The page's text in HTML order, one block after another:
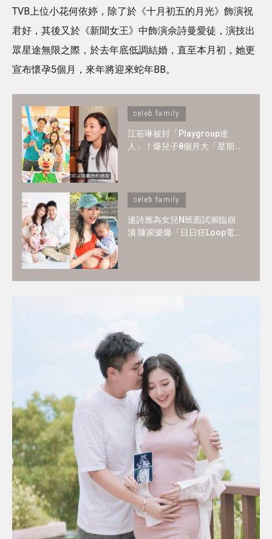
TVB上位小花何依婷，除了於《十月初五的月光》飾演祝
君好，其後又於《新聞女王》中飾演佘詩曼愛徒，演技出
眾星途無限之際，於去年底低調結婚，直至本月初，她更
宣布懷孕5個月，來年將迎來蛇年BB。
celeb family
江若琳被封「Playgroup達
人」！爆兒子8個月大「星期
celeb family
連詩雅為女兒N班面試瀕臨崩
潰 陳家樂爆「日日狂Loop電